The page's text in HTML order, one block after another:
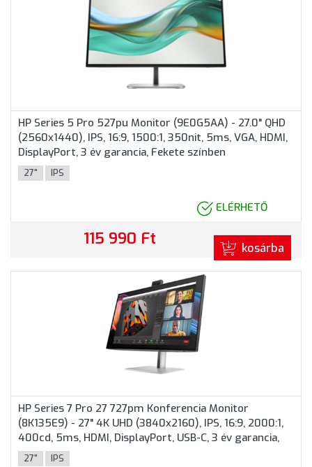
HP Series 5 Pro 527pu Monitor (9E0G5AA) - 27.0" QHD
(2560x1440), IPS, 16:9, 1500:1, 350nit, 5ms, VGA, HDMI,
DisplayPort, 3 év garancia, Fekete színben
27" IPS
ELÉRHETŐ
115 990 Ft kosárba
HP Series 7 Pro 27 727pm Konferencia Monitor
(8K135E9) - 27" 4K UHD (3840x2160), IPS, 16:9, 2000:1,
400cd, 5ms, HDMI, DisplayPort, USB-C, 3 év garancia,
Fekete-ezüst színben
27" IPS